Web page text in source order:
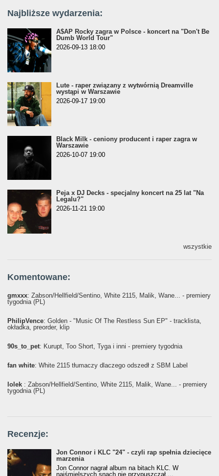
Najbliższe wydarzenia:
A$AP Rocky zagra w Polsce - koncert na "Don't Be
Dumb World Tour"
2026-09-13 18:00
Lute - raper związany z wytwórnią Dreamville
wystąpi w Warszawie
2026-09-17 19:00
Black Milk - ceniony producent i raper zagra w
Warszawie
2026-10-07 19:00
Peja x DJ Decks - specjalny koncert na 25 lat "Na
Legalu?"
2026-11-21 19:00
wszystkie
Komentowane:
gmxxx: Żabson/Hellfield/Sentino, White 2115, Malik, Wane... - premiery
tygodnia (PL)
PhilipVence: Golden - "Music Of The Restless Sun EP" - tracklista,
okładka, preorder, klip
90s_to_pet: Kurupt, Too Short, Tyga i inni - premiery tygodnia
fan white: White 2115 tłumaczy dlaczego odszedł z SBM Label
lolek : Żabson/Hellfield/Sentino, White 2115, Malik, Wane... - premiery
tygodnia (PL)
Recenzje:
Jon Connor i KLC "24" - czyli rap spełnia dziecięce
marzenia
Jon Connor nagrał album na bitach KLC. W
najśmielszych snach nie przypuszczał,...